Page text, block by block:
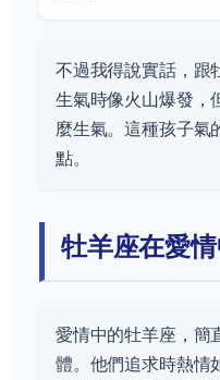
不過我得說實話，跟
生氣時像火山爆發，
麼生氣。這種孩子氣
點。
牡羊座在愛
愛情中的牡羊座，簡
體。他們追求時熱情